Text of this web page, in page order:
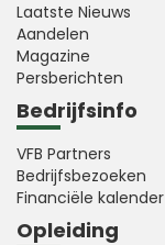
Laatste Nieuws
Aandelen
Magazine
Persberichten
Bedrijfsinfo
VFB Partners
Bedrijfsbezoeken
Financiële kalender
Opleiding